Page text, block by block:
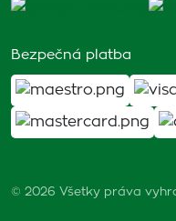
Bezpečná platba
© 2026 Všetky práva